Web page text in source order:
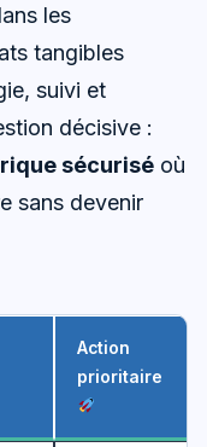
les
tangibles
suivi et
décisive :
sécurisé où
sans devenir
Action
prioritaire